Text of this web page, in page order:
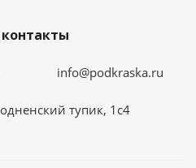
info@podkraska.ru
тупик, 1с4